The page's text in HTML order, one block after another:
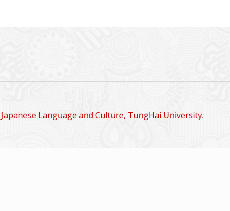
Language and Culture, TungHai University.